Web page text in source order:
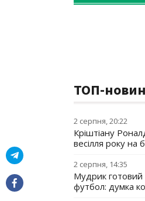
ТОП-
2 серпня, 20:22
Кріштіану
весілля року на
2 серпня, 14:35
Мудрик готовий
футбол: думка